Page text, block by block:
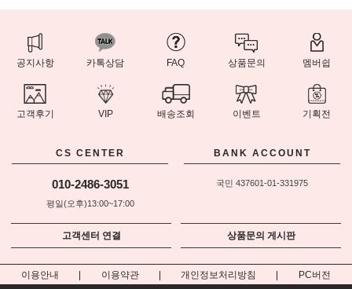
공지사항 카톡상담 FAQ 상품문의 멤버쉽
고객후기 VIP 배송조회 이벤트 기획전
CS CENTER
010-2486-3051
평일(오후)13:00~17:00
BANK ACCOUNT
국민 437601-01-331975
고객센터 연결 상품문의 게시판
이용안내 이용약관 개인정보처리방침 PC버전